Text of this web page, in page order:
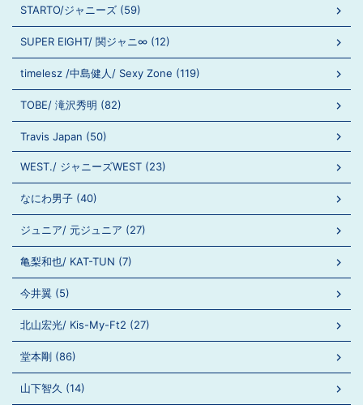
STARTO/ジャニーズ (59)
SUPER EIGHT/ 関ジャニ∞ (12)
timelesz /中島健人/ Sexy Zone (119)
TOBE/ 滝沢秀明 (82)
Travis Japan (50)
WEST./ ジャニーズWEST (23)
なにわ男子 (40)
ジュニア/ 元ジュニア (27)
亀梨和也/ KAT-TUN (7)
今井翼 (5)
北山宏光/ Kis-My-Ft2 (27)
堂本剛 (86)
山下智久 (14)